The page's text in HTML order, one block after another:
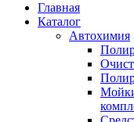
Главная
Каталог
Автохимия